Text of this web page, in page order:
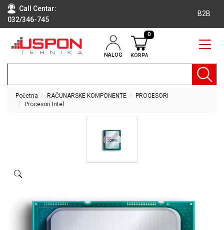
Call Centar:
032/346-745
B2B
NALOG KORPA
0
RAČUNARI
TEHNIKA
KLIME I
RAČUNARI
Početna RAČUNARSKE KOMPONENTE
PROCESORI
Procesori Intel